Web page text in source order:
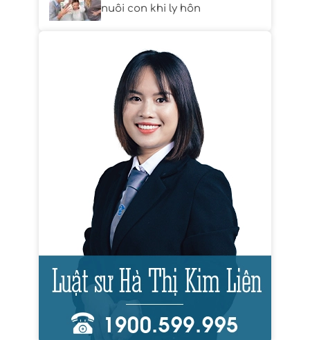
nuôi con khi ly hôn